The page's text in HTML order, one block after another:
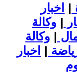
| اخبار
| وكالة
| وكالة
| اخبار